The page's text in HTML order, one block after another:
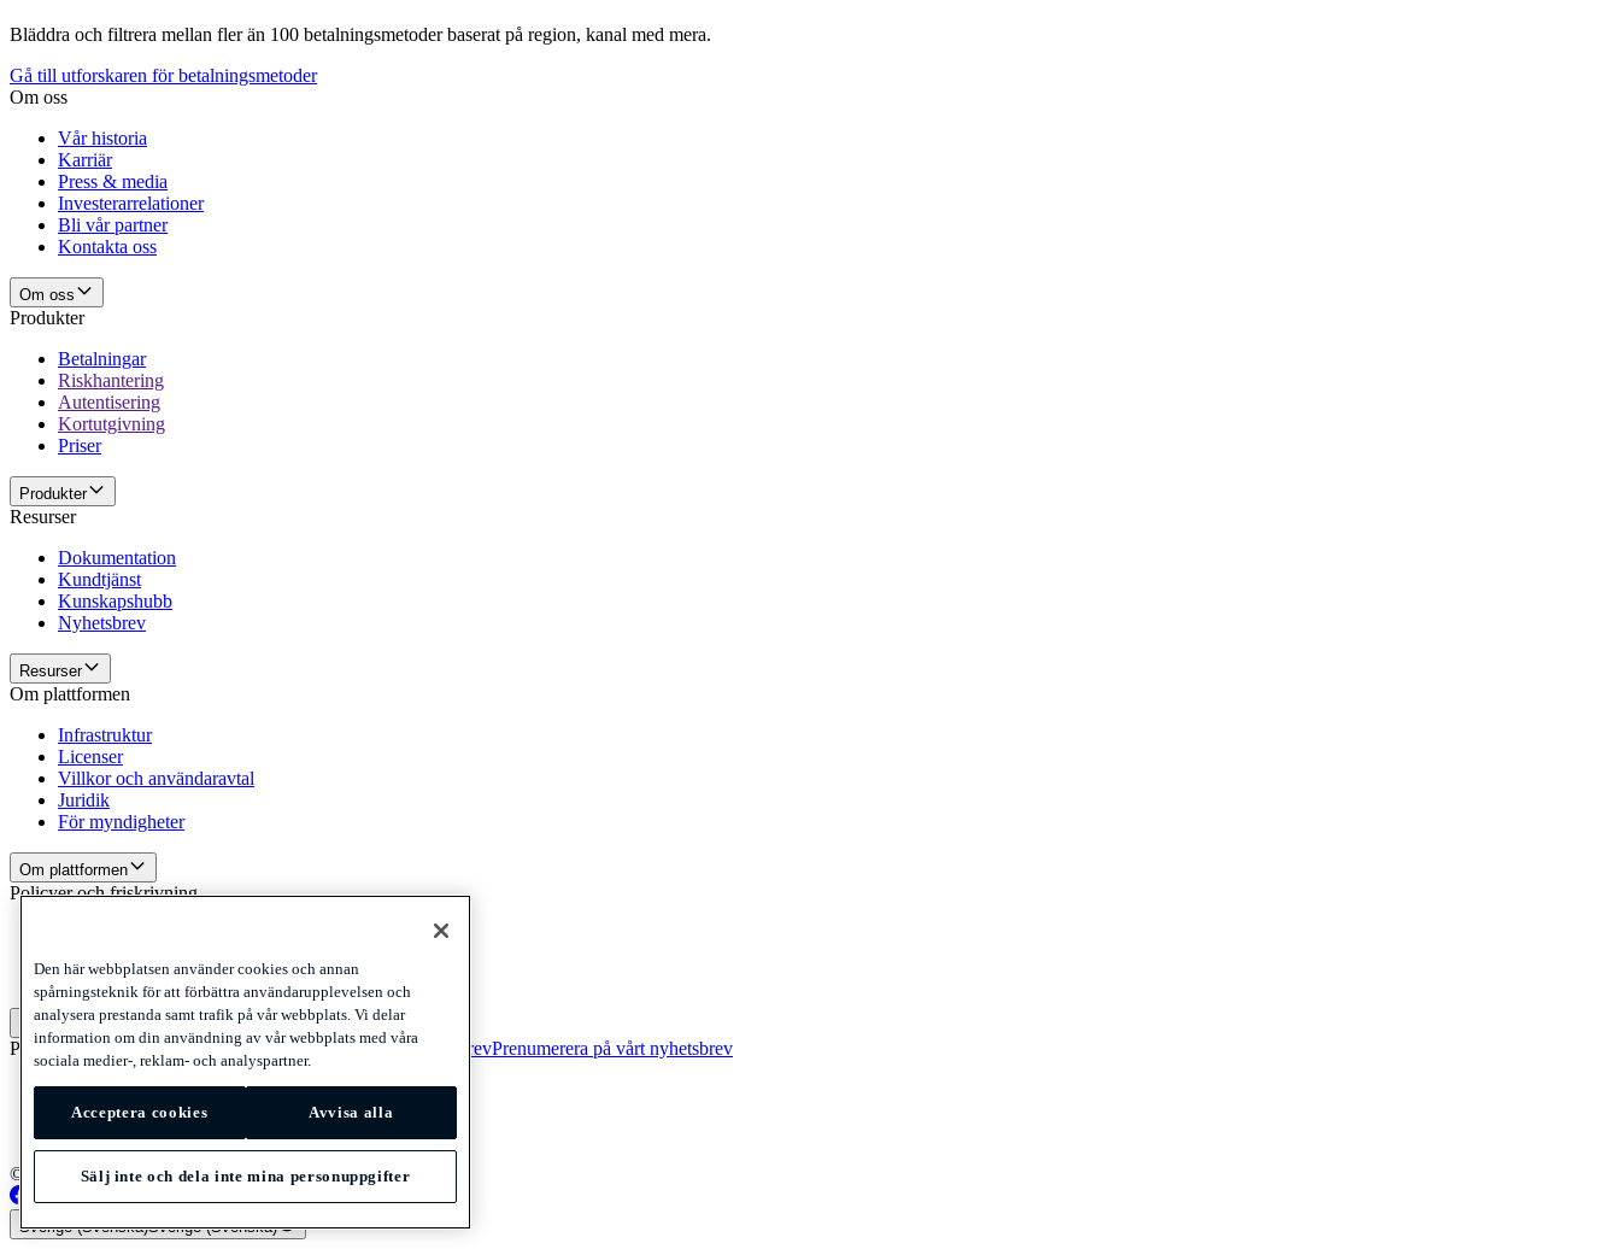
Bläddra och filtrera mellan fler än 100 betalningsmetoder baserat på region, kanal med mera.
Gå till utforskaren för betalningsmetoder
Om oss
Vår historia
Karriär
Press & media
Investerarrelationer
Bli vår partner
Kontakta oss
Om oss
Produkter
Betalningar
Riskhantering
Autentisering
Kortutgivning
Priser
Produkter
Resurser
Dokumentation
Kundtjänst
Kunskapshubb
Nyhetsbrev
Resurser
Om plattformen
Infrastruktur
Licenser
Villkor och användaravtal
Juridik
För myndigheter
Om plattformen
Policyer och friskrivning
Disclaimer
Policyer och friskrivning
Prenumerera på vårt nyhetsbrevPrenumerera på vårt nyhetsbrevPrenumerera på vårt nyhetsbrev
Privacy
Cookies
© 2026 Adyen
Sverige (Svenska)Sverige (Svenska)
Den här webbplatsen använder cookies och annan
spårningsteknik för att förbättra användarupplevelsen och
analysera prestanda samt trafik på vår webbplats. Vi delar
information om din användning av vår webbplats med våra
sociala medier-, reklam- och analyspartner.
Acceptera cookies Avvisa alla
Sälj inte och dela inte mina personuppgifter